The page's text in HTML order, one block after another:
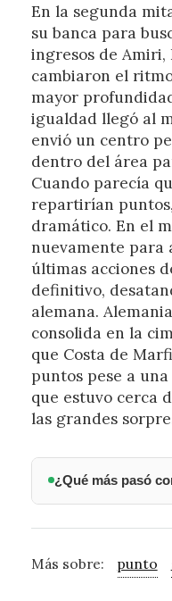
En la segunda
su banca para
ingresos de
cambiaron el
mayor
igualdad llegó al
envió un centro
dentro del área
Cuando parecía
repartirían
dramático. En el
nuevamente para
últimas acciones
definitivo,
alemana.
consolida en la
que Costa de
puntos pese a
que estuvo cerca
las grandes
¿Qué más pasó
Más sobre: punto